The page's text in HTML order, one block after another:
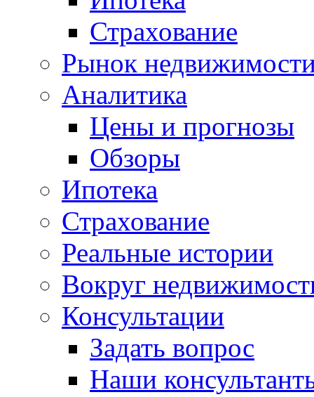
Страхование
Рынок
Аналитика
Цены и прогнозы
Обзоры
Ипотека
Страхование
Реальные истории
Вокруг
Консультации
Задать вопрос
Наши